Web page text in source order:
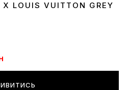
LOUIS VUITTON GREY